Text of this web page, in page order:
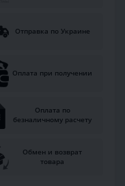
Отправка по Украине
Оплата при получении
Оплата по
безналичному расчету
Обмен и возврат
товара